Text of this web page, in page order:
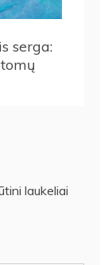
serga:
laukeliai